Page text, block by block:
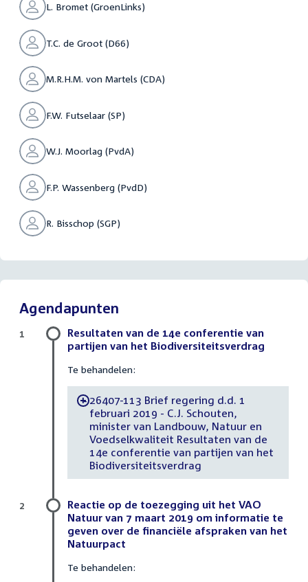
L. Bromet (GroenLinks)
T.C. de Groot (D66)
M.R.H.M. von Martels (CDA)
F.W. Futselaar (SP)
W.J. Moorlag (PvdA)
F.P. Wassenberg (PvdD)
R. Bisschop (SGP)
Agendapunten
Resultaten van de 14e conferentie van
partijen van het Biodiversiteitsverdrag
Te behandelen:
-26407-113 Brief regering d.d. 1
februari 2019 - C.J. Schouten,
minister van Landbouw, Natuur en
Voedselkwaliteit Resultaten van de
14e conferentie van partijen van het
Biodiversiteitsverdrag
1
Reactie op de toezegging uit het VAO
Natuur van 7 maart 2019 om informatie te
geven over de financiële afspraken van het
Natuurpact
Te behandelen:
2